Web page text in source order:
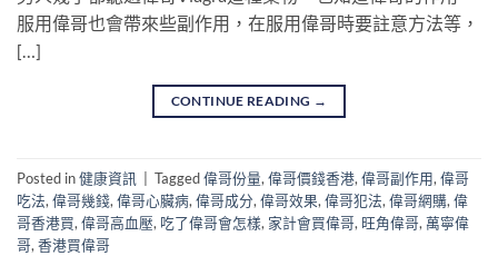
服用偉哥也會帶來些副作用，在服用偉哥時要註意方法等，
[…]
CONTINUE READING →
Posted in健康資訊 Tagged偉哥份量, 偉哥價錢香港, 偉哥副作用, 偉哥
吃法, 偉哥幾錢, 偉哥心臟病, 偉哥成分, 偉哥效果, 偉哥犯法, 偉哥網購, 偉
哥香港買, 偉哥高血壓, 吃了偉哥會怎樣, 家計會買偉哥, 旺角偉哥, 萬寧偉
哥, 香港買偉哥